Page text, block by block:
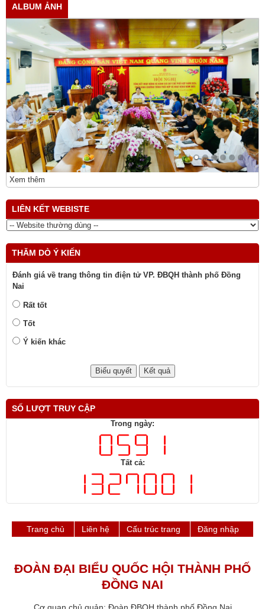
ALBUM ẢNH
Xem thêm
THĂM DÒ Ý KIẾN
Đánh giá về trang thông tin điện tử VP. ĐBQH thành phố Đồng
Nai
Rất tốt
Trong ngày:
Tất cả:
Trang chủ Liên hệ Cấu trúc trang Đăng nhập